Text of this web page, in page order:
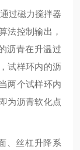
过磁力搅拌器
法控制输出，
沥青在升温过
试样环内的沥
两个试样环内
为沥青软化点
、丝杠升降系